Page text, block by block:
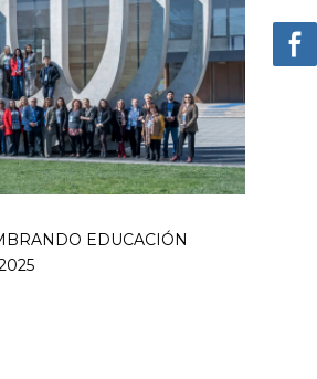
EDUCACIÓN